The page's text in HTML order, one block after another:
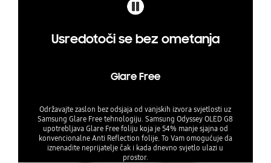
Usredotoči se bez ometanja
Glare Free
Održavajte zaslon bez odsjaja od vanjskih izvora svjetlosti uz
Samsung Glare Free tehnologiju. Samsung Odyssey OLED G8
upotrebljava Glare Free foliju koja je 54% manje sjajna od
konvencionalne Anti Reflection folije. To Vam omogućuje da
iznenadite neprijatelje čak i kada dnevno svjetlo ulazi u
prostor.